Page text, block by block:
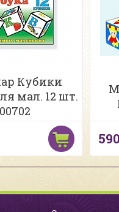
Кубики
мал. 12 шт.
00702